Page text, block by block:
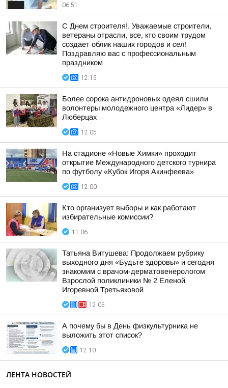
06:51
С Днем строителя!. Уважаемые строители,
ветераны отрасли, все, кто своим трудом
создает облик наших городов и сел!
Поздравляю вас с профессиональным
праздником
12:15
Более сорока антидроновых одеял сшили
волонтеры молодежного центра «Лидер» в
Люберцах
12:05
На стадионе «Новые Химки» проходит
открытие Международного детского турнира
по футболу «Кубок Игоря Акинфеева»
12:00
Кто организует выборы и как работают
избирательные комиссии?
11:06
Татьяна Витушева: Продолжаем рубрику
выходного дня «Будьте здоровы» и сегодня
знакомим с врачом-дерматовенерологом
Взрослой поликлиники № 2 Еленой
Игоревной Третьяковой
12:05
А почему бы в День физкультурника не
выложить этот список?
12:10
ЛЕНТА НОВОСТЕЙ